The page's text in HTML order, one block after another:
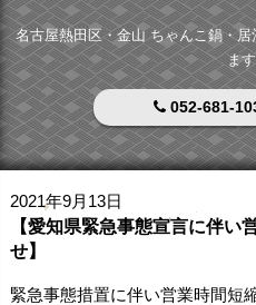
名古屋熱田区・金山 ちゃんこ鍋・
ま
052-681-
2021年9月13日
【愛知県緊急事態宣言に伴い
せ】
緊急事態措置に伴い営業時間短